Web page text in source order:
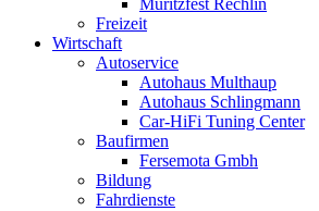
Freizeit
Wirtschaft
Autoservice
Autohaus Multhaup
Autohaus Schlingmann
Car-HiFi Tuning Center
Baufirmen
Fersemota Gmbh
Bildung
Fahrdienste